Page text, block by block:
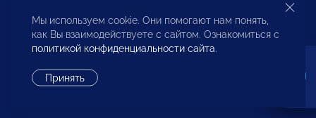
Бюро по защите прав предпринимателей и
инвесторов
Мы используем cookie. Они помогают нам понять,
как Вы взаимодействуете с сайтом. Ознакомиться с
политикой конфиденциальности сайта.
Принять